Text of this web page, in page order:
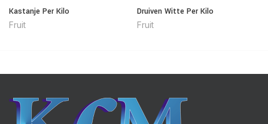
Kastanje Per Kilo
Fruit
Druiven Witte Per Kilo
Fruit